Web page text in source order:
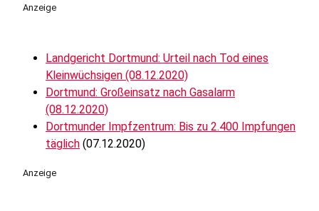
Anzeige
Landgericht Dortmund: Urteil nach Tod eines
Kleinwüchsigen (08.12.2020)
Dortmund: Großeinsatz nach Gasalarm
(08.12.2020)
Dortmunder Impfzentrum: Bis zu 2.400 Impfungen
täglich (07.12.2020)
Anzeige